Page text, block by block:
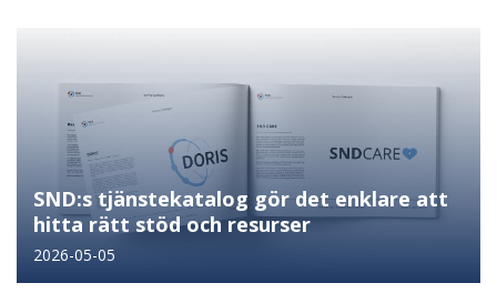
SND:s tjänstekatalog gör det enklare att
hitta rätt stöd och resurser
2026-05-05